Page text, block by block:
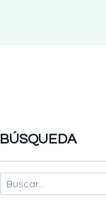
BÚSQUEDA